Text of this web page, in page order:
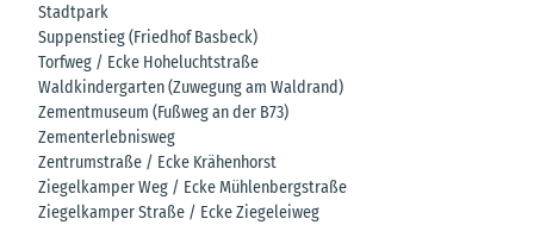
Stadtpark
Suppenstieg (Friedhof Basbeck)
Torfweg / Ecke Hoheluchtstraße
Waldkindergarten (Zuwegung am Waldrand)
Zementmuseum (Fußweg an der B73)
Zementerlebnisweg
Zentrumstraße / Ecke Krähenhorst
Ziegelkamper Weg / Ecke Mühlenbergstraße
Ziegelkamper Straße / Ecke Ziegeleiweg